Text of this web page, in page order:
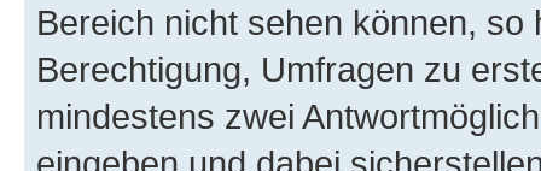
Bereich nicht sehen können,
Berechtigung, Umfragen zu
mindestens zwei
eingeben und dabei